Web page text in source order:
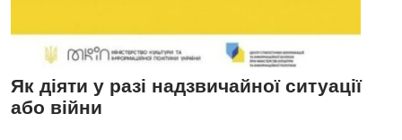
Як діяти у разі надзвичайної ситуації
або війни